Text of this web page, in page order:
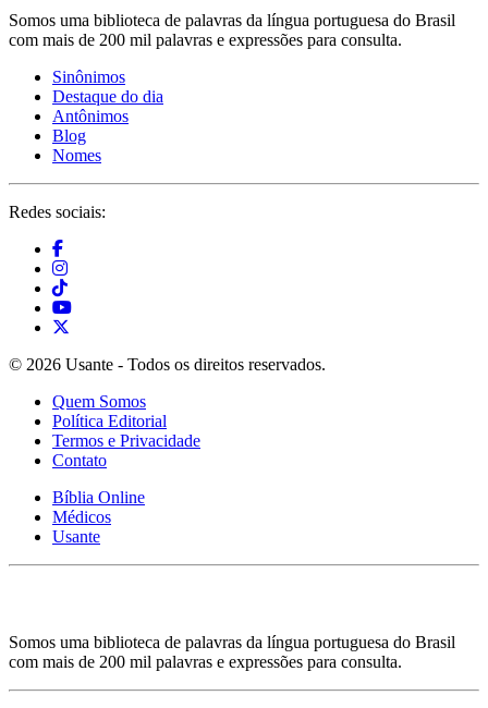
Somos uma biblioteca de palavras da língua portuguesa do Brasil
com mais de 200 mil palavras e expressões para consulta.
Sinônimos
Destaque do dia
Antônimos
Blog
Nomes
Redes sociais:
© 2026 Usante - Todos os direitos reservados.
Quem Somos
Política Editorial
Termos e Privacidade
Contato
Bíblia Online
Médicos
Usante
Somos uma biblioteca de palavras da língua portuguesa do Brasil
com mais de 200 mil palavras e expressões para consulta.